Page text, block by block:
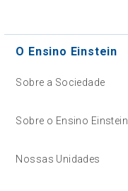
O Ensino Einstein
Sobre a Sociedade
Sobre o Ensino Einstein
Nossas Unidades